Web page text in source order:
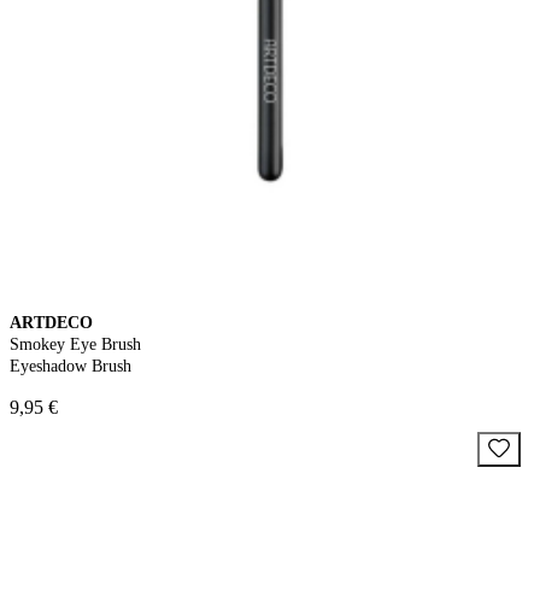
ARTDECO
Smokey Eye Brush
Eyeshadow Brush
9,95 €